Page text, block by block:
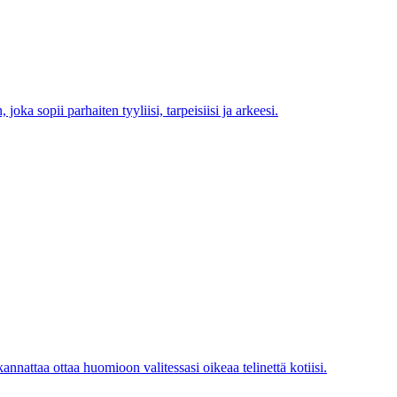
joka sopii parhaiten tyyliisi, tarpeisiisi ja arkeesi.
ottaa huomioon valitessasi oikeaa telinettä kotiisi.